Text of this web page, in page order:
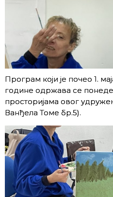
Програм који је почео 1.
године одржава се
просторијама овог
Ванђела Томе бр.5).